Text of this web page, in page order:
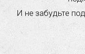
И не забудьте